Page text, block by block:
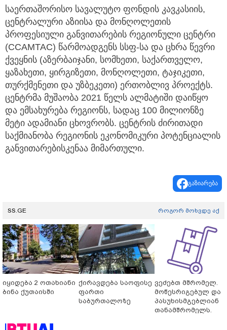
საერთაშორისო სავალუტო ფონდის კავკასიის,
ცენტრალური აზიისა და მონღოლეთის
პროფესიული განვითარების რეგიონული ცენტრი
(CCAMTAC) წარმოადგენს სსფ-სა და ცხრა წევრი
ქვეყნის (აზერბაიჯანი, სომხეთი, საქართველო,
ყაზახეთი, ყირგიზეთი, მონღოლეთი, ტაჯიკეთი,
თურქმენეთი და უზბეკეთი) ერთობლივ პროექტს.
ცენტრმა მუშაობა 2021 წელს ალმატიში დაიწყო
და ემსახურება რეგიონს, სადაც 100 მილიონზე
მეტი ადამიანი ცხოვრობს. ცენტრის ძირითადი
საქმიანობა რეგიონის ეკონომიკური პოტენციალის
განვითარებისკენაა მიმართული.
გაზიარება
SS.GE როგორ მოხვდე აქ
იყიდება 2 ოთახიანი
ბინა ქუთაისში
ქირავდება საოფისე
ფართი
საბურთალოზე
ვეძებთ მშრომელ.
მოწესრიგებულ და
პასუხისმგებლიან
თანამშრომელს.